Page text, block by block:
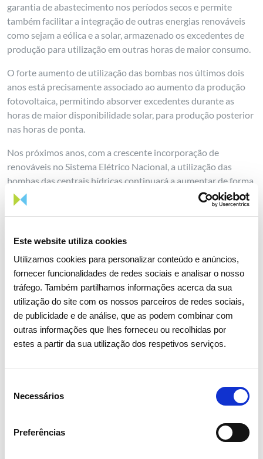
Este website utiliza cookies
Utilizamos cookies para personalizar conteúdo e anúncios,
fornecer funcionalidades de redes sociais e analisar o nosso
tráfego. Também partilhamos informações acerca da sua
utilização do site com os nossos parceiros de redes sociais,
de publicidade e de análise, que as podem combinar com
outras informações que lhes forneceu ou recolhidas por
estes a partir da sua utilização dos respetivos serviços.
Necessários
Preferências
garantia de abastecimento nos períodos secos e permite
também facilitar a integração de outras energias renováveis
como sejam a eólica e a solar, armazenado os excedentes de
produção para utilização em outras horas de maior consumo.
O forte aumento de utilização das bombas nos últimos dois
anos está precisamente associado ao aumento da produção
fotovoltaica, permitindo absorver excedentes durante as
horas de maior disponibilidade solar, para produção posterior
nas horas de ponta.
Nos próximos anos, com a crescente incorporação de
renováveis no Sistema Elétrico Nacional, a utilização das
bombas das centrais hídricas continuará a aumentar de forma
relevante. Em simultâneo com o aumento da produção solar
na Península Ibérica, a central hidroelétrica de Gouvães, que
a capacidade instalada de bombagem em Portugal.
Atualmente, o Sistema Elétrico Nacional tem uma potência
instalada nas bombas hidroelétricas de 3585 MW, para uma
potência hídrica total de 8216 MW. A potência máxima
histórica absorvida pelas centrais com bombagem foi de 2492
MW em janeiro de 2021. Este ano, o máximo atingido até ao
momento foi de 2474 MW, no mês de setembro.
trajetória sustentável na progressiva incorporação de fontes
primordiais de segurança de abastecimento e de qualidade de